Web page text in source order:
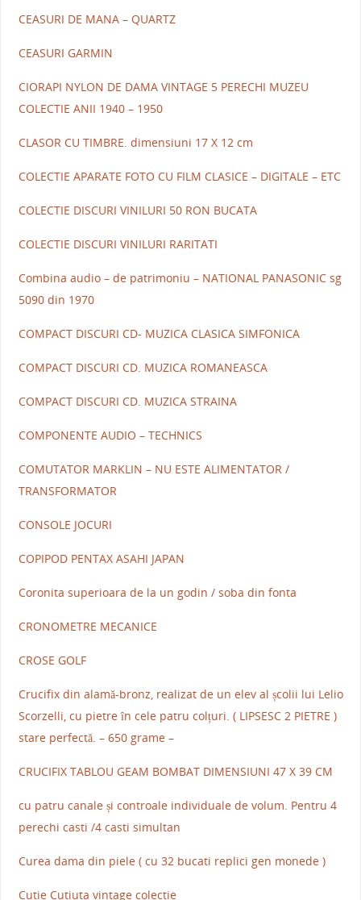
CEASURI DE MANA – QUARTZ
CEASURI GARMIN
CIORAPI NYLON DE DAMA VINTAGE 5 PERECHI MUZEU
COLECTIE ANII 1940 – 1950
CLASOR CU TIMBRE. dimensiuni 17 X 12 cm
COLECTIE APARATE FOTO CU FILM CLASICE – DIGITALE – ETC
COLECTIE DISCURI VINILURI 50 RON BUCATA
COLECTIE DISCURI VINILURI RARITATI
Combina audio – de patrimoniu – NATIONAL PANASONIC sg
5090 din 1970
COMPACT DISCURI CD- MUZICA CLASICA SIMFONICA
COMPACT DISCURI CD. MUZICA ROMANEASCA
COMPACT DISCURI CD. MUZICA STRAINA
COMPONENTE AUDIO – TECHNICS
COMUTATOR MARKLIN – NU ESTE ALIMENTATOR /
TRANSFORMATOR
CONSOLE JOCURI
COPIPOD PENTAX ASAHI JAPAN
Coronita superioara de la un godin / soba din fonta
CRONOMETRE MECANICE
CROSE GOLF
Crucifix din alamă-bronz, realizat de un elev al școlii lui Lelio
Scorzelli, cu pietre în cele patru colțuri. ( LIPSESC 2 PIETRE )
stare perfectă. – 650 grame –
CRUCIFIX TABLOU GEAM BOMBAT DIMENSIUNI 47 X 39 CM
cu patru canale și controale individuale de volum. Pentru 4
perechi casti /4 casti simultan
Curea dama din piele ( cu 32 bucati replici gen monede )
Cutie Cutiuta vintage colectie